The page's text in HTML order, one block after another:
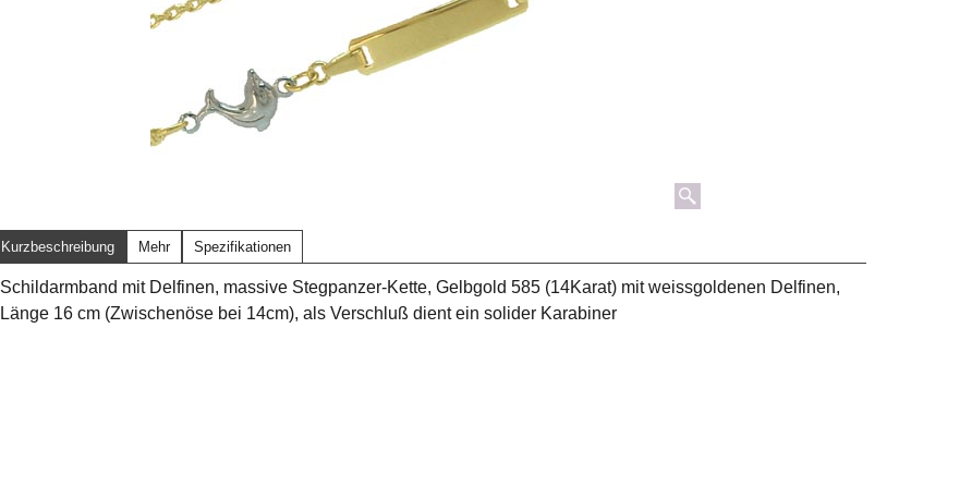
Kurzbeschreibung Mehr Spezifikationen
Schildarmband mit Delfinen, massive Stegpanzer-Kette, Gelbgold 585 (14Karat) mit weissgoldenen Delfinen,
Länge 16 cm (Zwischenöse bei 14cm), als Verschluß dient ein solider Karabiner